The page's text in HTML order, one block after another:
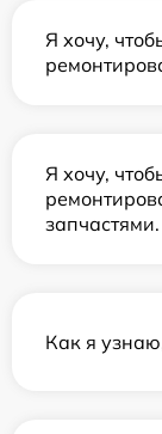
Я хочу,
Я хочу,
запчастями.
Как я